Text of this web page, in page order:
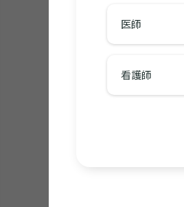
医師
看護師